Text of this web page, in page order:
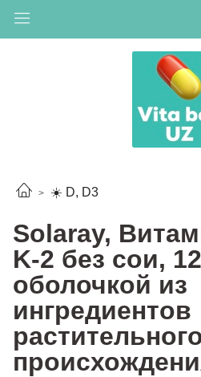
☀️ D, D3
Solaray,
K-2 без сои,
оболочкой из
ингредиентов